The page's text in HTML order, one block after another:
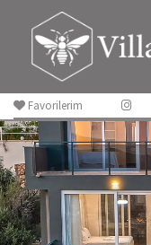
Favorilerim